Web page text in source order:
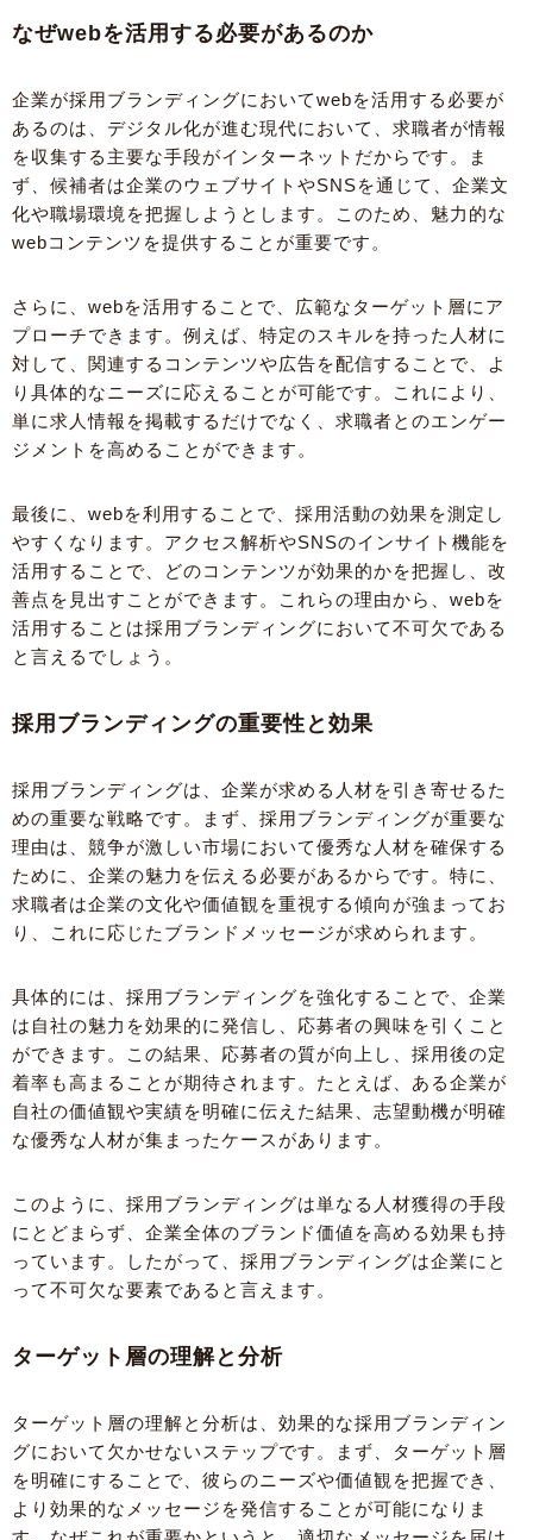
なぜwebを活用する必要があるのか
企業が採用ブランディングにおいてwebを活用する必要が
あるのは、デジタル化が進む現代において、求職者が情報
を収集する主要な手段がインターネットだからです。ま
ず、候補者は企業のウェブサイトやSNSを通じて、企業文
化や職場環境を把握しようとします。このため、魅力的な
webコンテンツを提供することが重要です。
さらに、webを活用することで、広範なターゲット層にア
プローチできます。例えば、特定のスキルを持った人材に
対して、関連するコンテンツや広告を配信することで、よ
り具体的なニーズに応えることが可能です。これにより、
単に求人情報を掲載するだけでなく、求職者とのエンゲー
ジメントを高めることができます。
最後に、webを利用することで、採用活動の効果を測定し
やすくなります。アクセス解析やSNSのインサイト機能を
活用することで、どのコンテンツが効果的かを把握し、改
善点を見出すことができます。これらの理由から、webを
活用することは採用ブランディングにおいて不可欠である
と言えるでしょう。
採用ブランディングの重要性と効果
採用ブランディングは、企業が求める人材を引き寄せるた
めの重要な戦略です。まず、採用ブランディングが重要な
理由は、競争が激しい市場において優秀な人材を確保する
ために、企業の魅力を伝える必要があるからです。特に、
求職者は企業の文化や価値観を重視する傾向が強まってお
り、これに応じたブランドメッセージが求められます。
具体的には、採用ブランディングを強化することで、企業
は自社の魅力を効果的に発信し、応募者の興味を引くこと
ができます。この結果、応募者の質が向上し、採用後の定
着率も高まることが期待されます。たとえば、ある企業が
自社の価値観や実績を明確に伝えた結果、志望動機が明確
な優秀な人材が集まったケースがあります。
このように、採用ブランディングは単なる人材獲得の手段
にとどまらず、企業全体のブランド価値を高める効果も持
っています。したがって、採用ブランディングは企業にと
って不可欠な要素であると言えます。
ターゲット層の理解と分析
ターゲット層の理解と分析は、効果的な採用ブランディン
グにおいて欠かせないステップです。まず、ターゲット層
を明確にすることで、彼らのニーズや価値観を把握でき、
より効果的なメッセージを発信することが可能になりま